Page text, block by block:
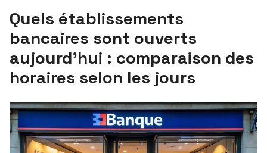
Quels établissements
bancaires sont ouverts
aujourd’hui : comparaison des
horaires selon les jours